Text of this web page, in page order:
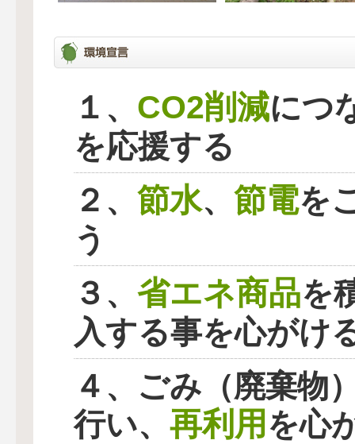
１、 CO2削減につ
を応援する
２、 節水、 節電を
う
３、 省エネ商品を
入する事を心がけ
４、ごみ（廃棄物
行い、 再利用を心